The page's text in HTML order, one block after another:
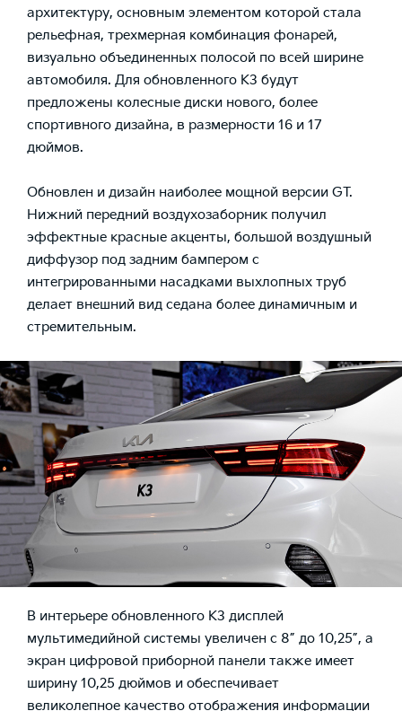
архитектуру, основным элементом которой стала
рельефная, трехмерная комбинация фонарей,
визуально объединенных полосой по всей ширине
автомобиля. Для обновленного K3 будут
предложены колесные диски нового, более
спортивного дизайна, в размерности 16 и 17
дюймов.
Обновлен и дизайн наиболее мощной версии GT.
Нижний передний воздухозаборник получил
эффектные красные акценты, большой воздушный
диффузор под задним бампером с
интегрированными насадками выхлопных труб
делает внешний вид седана более динамичным и
стремительным.
В интерьере обновленного K3 дисплей
мультимедийной системы увеличен с 8” до 10,25”, а
экран цифровой приборной панели также имеет
ширину 10,25 дюймов и обеспечивает
великолепное качество отображения информации